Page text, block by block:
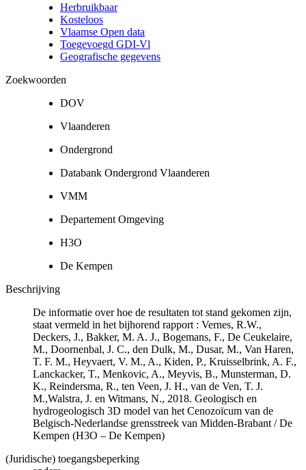
Herbruikbaar
Kosteloos
Vlaamse Open data
Toegevoegd GDI-Vl
Geografische gegevens
Zoekwoorden
DOV
Vlaanderen
Ondergrond
Databank Ondergrond Vlaanderen
VMM
Departement Omgeving
H3O
De Kempen
Beschrijving
De informatie over hoe de resultaten tot stand gekomen zijn,
staat vermeld in het bijhorend rapport : Vernes, R.W.,
Deckers, J., Bakker, M. A. J., Bogemans, F., De Ceukelaire,
M., Doornenbal, J. C., den Dulk, M., Dusar, M., Van Haren,
T. F. M., Heyvaert, V. M., A., Kiden, P., Kruisselbrink, A. F.,
Lanckacker, T., Menkovic, A., Meyvis, B., Munsterman, D.
K., Reindersma, R., ten Veen, J. H., van de Ven, T. J.
M.,Walstra, J. en Witmans, N., 2018. Geologisch en
hydrogeologisch 3D model van het Cenozoïcum van de
Belgisch-Nederlandse grensstreek van Midden-Brabant / De
Kempen (H3O – De Kempen)
(Juridische) toegangsbeperking